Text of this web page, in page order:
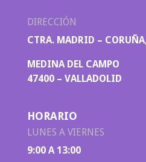
DIRECCIÓN
CTRA. MADRID –
MEDINA DEL CAMPO
47400 – VALLADOLID
HORARIO
LUNES A VIERNES
9:00 A 13:00